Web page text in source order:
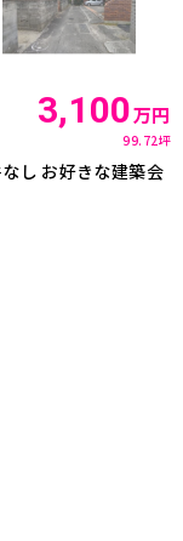
3,100万円
99.72坪
し お好きな建築会